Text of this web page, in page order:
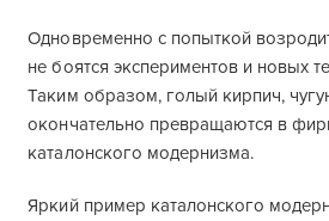
Одновременно с попыткой
не боятся экспериментов и новых
Таким образом, голый кирпич,
окончательно превращаются в
каталонского модернизма.
Яркий пример каталонского